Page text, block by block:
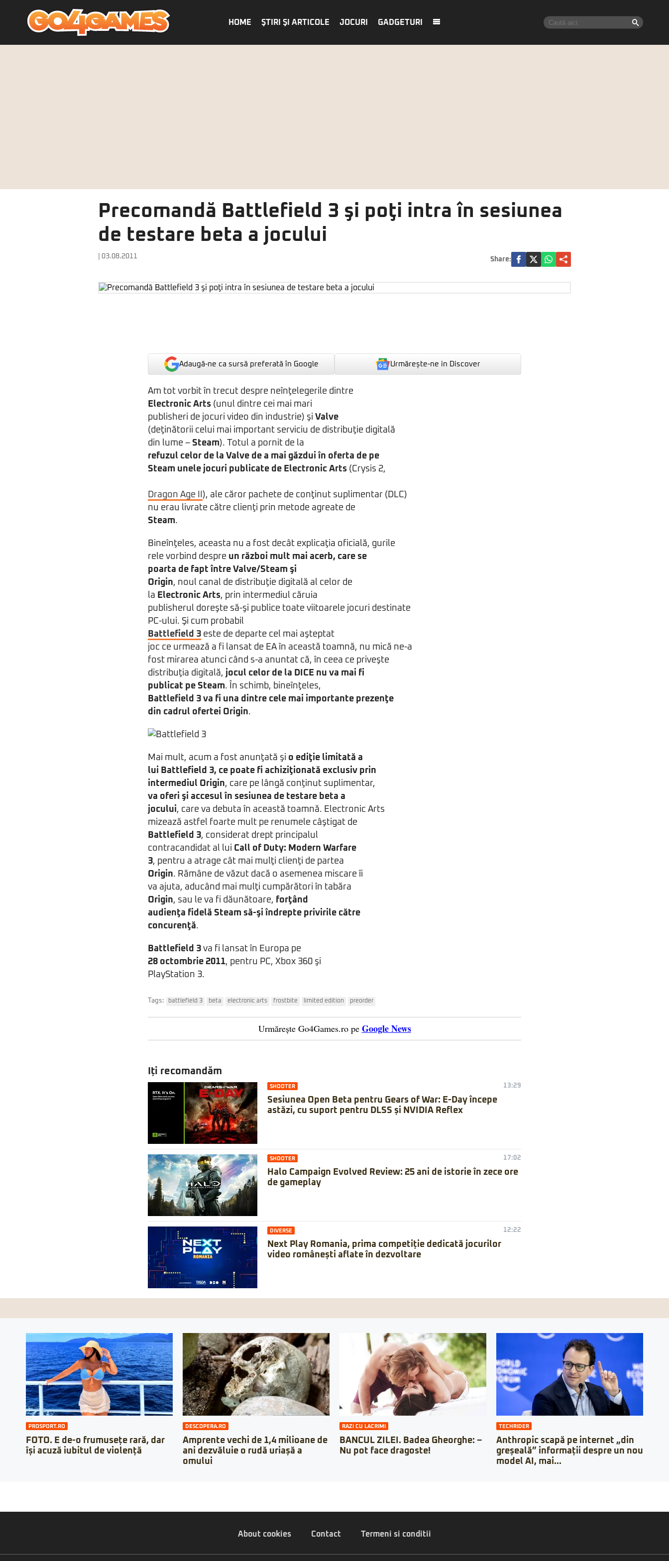
HOME ŞTIRI ŞI ARTICOLE JOCURI GADGETURI
Precomandă Battlefield 3 şi poţi intra în sesiunea
de testare beta a jocului
| 03.08.2011 Share:
Adaugă-ne ca sursă preferată în Google Urmărește-ne in Discover
Am tot vorbit în trecut despre neînţelegerile dintre
Electronic Arts (unul dintre cei mai mari
publisheri de jocuri video din industrie) şi Valve
(deţinătorii celui mai important serviciu de distribuţie digitală
din lume – Steam). Totul a pornit de la
refuzul celor de la Valve de a mai găzdui în oferta de pe
Steam unele jocuri publicate de Electronic Arts (Crysis 2,
Dragon Age II ), ale căror pachete de conţinut suplimentar (DLC)
nu erau livrate către clienţi prin metode agreate de
Steam.
Bineînţeles, aceasta nu a fost decât explicaţia oficială, gurile
rele vorbind despre un război mult mai acerb, care se
poarta de fapt între Valve/Steam şi
Origin, noul canal de distribuţie digitală al celor de
la Electronic Arts, prin intermediul căruia
publisherul doreşte să-şi publice toate viitoarele jocuri destinate
PC-ului. Şi cum probabil
Battlefield 3 este de departe cel mai aşteptat
joc ce urmează a fi lansat de EA în această toamnă, nu mică ne-a
fost mirarea atunci când s-a anuntat că, în ceea ce priveşte
distribuţia digitală, jocul celor de la DICE nu va mai fi
publicat pe Steam. În schimb, bineînţeles,
Battlefield 3 va fi una dintre cele mai importante prezenţe
din cadrul ofertei Origin.
Mai mult, acum a fost anunţată şi o ediţie limitată a
lui Battlefield 3, ce poate fi achiziţionată exclusiv prin
intermediul Origin, care pe lângă conţinut suplimentar,
va oferi şi accesul în sesiunea de testare beta a
jocului, care va debuta în această toamnă. Electronic Arts
mizează astfel foarte mult pe renumele câştigat de
Battlefield 3, considerat drept principalul
contracandidat al lui Call of Duty: Modern Warfare
3, pentru a atrage cât mai mulţi clienţi de partea
Origin. Rămâne de văzut dacă o asemenea miscare îi
va ajuta, aducând mai mulţi cumpărători în tabăra
Origin, sau le va fi dăunătoare, forţând
audienţa fidelă Steam să-şi îndrepte privirile către
concurenţă.
Battlefield 3 va fi lansat în Europa pe
28 octombrie 2011, pentru PC, Xbox 360 şi
PlayStation 3.
Tags: battlefield 3 beta electronic arts frostbite limited edition preorder
Urmărește Go4Games.ro pe Google News
Iți recomandăm
SHOOTER 13:29
Sesiunea Open Beta pentru Gears of War: E-Day începe
astăzi, cu suport pentru DLSS și NVIDIA Reflex
SHOOTER 17:02
Halo Campaign Evolved Review: 25 ani de istorie în zece ore
de gameplay
DIVERSE 12:22
Next Play Romania, prima competiție dedicată jocurilor
video românești aflate în dezvoltare
PROSPORT.RO
FOTO. E de-o frumusețe rară, dar
își acuză iubitul de violență
DESCOPERA.RO
Amprente vechi de 1,4 milioane de
ani dezvăluie o rudă uriașă a
omului
RAZI CU LACRIMI
BANCUL ZILEI. Badea Gheorghe: –
Nu pot face dragoste!
TECHRIDER
Anthropic scapă pe internet „din
greșeală” informații despre un nou
model AI, mai...
About cookies Contact Termeni si conditii